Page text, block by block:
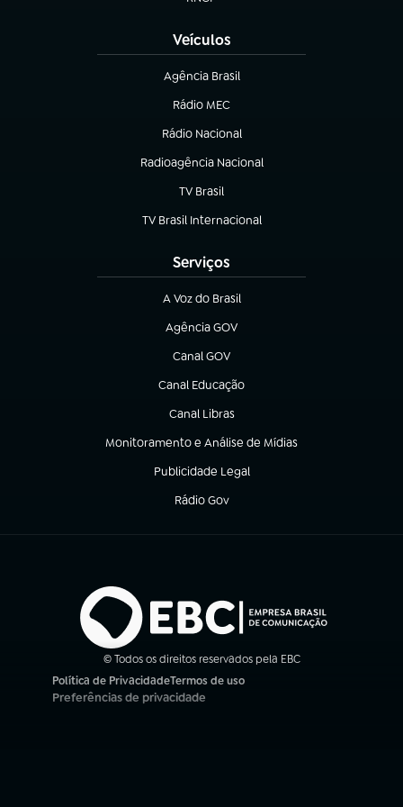
(abre em nova aba)
Veículos
Agência Brasil
(abre em nova aba)
Rádio MEC
Rádio Nacional
(abre em nova aba)
Radioagência Nacional
(abre em nova aba)
TV Brasil
(abre em nova aba)
TV Brasil Internacional
(abre em nova aba)
Serviços
A Voz do Brasil
(abre em nova aba)
Agência GOV
(abre em nova aba)
Canal GOV
(abre em nova aba)
Canal Educação
(abre em nova aba)
Canal Libras
(abre em nova aba)
Monitoramento e Análise de Mídias
(abre em nova aba)
Publicidade Legal
(abre em nova aba)
Rádio Gov
(abre em nova aba)
© Todos os direitos reservados pela EBC
Política de Privacidade
(abre em nova aba)
Termos de uso
(abre em nova aba)
Preferências de privacidade